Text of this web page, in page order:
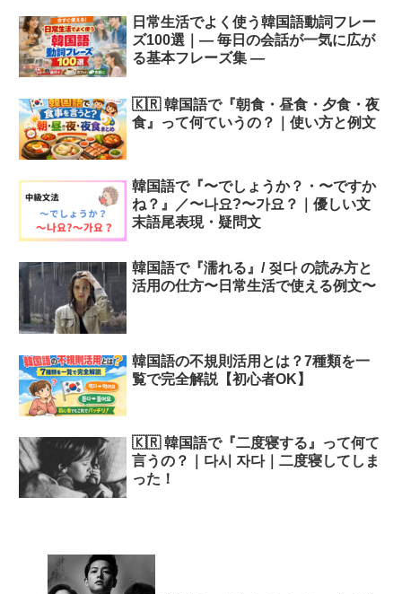
日常生活でよく使う韓国語動詞フレー
ズ100選｜― 毎日の会話が一気に広が
る基本フレーズ集 ―
🇰🇷 韓国語で『朝食・昼食・夕食・夜
食』って何ていうの？｜使い方と例文
韓国語で『〜でしょうか？・〜ですか
ね？』／〜나요?〜가요？｜優しい文
末語尾表現・疑問文
韓国語で『濡れる』/ 젖다 の読み方と
活用の仕方〜日常生活で使える例文〜
韓国語の不規則活用とは？7種類を一
覧で完全解説【初心者OK】
🇰🇷 韓国語で『二度寝する』って何て
言うの？｜다시 자다｜二度寝してしま
った！